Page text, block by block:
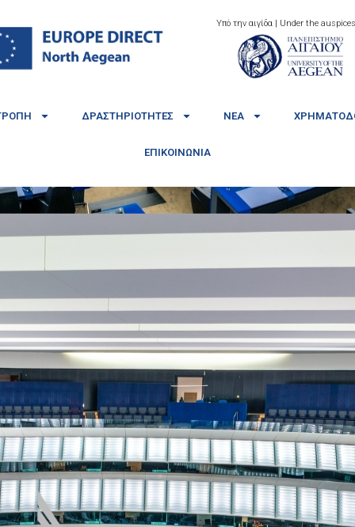
Υπό την αιγίδα | Under the
ΔΡΑΣΤΗΡΙΌΤΗΤΕΣ ΝΈΑ
ΕΠΙΚΟΙΝΩΝΊΑ